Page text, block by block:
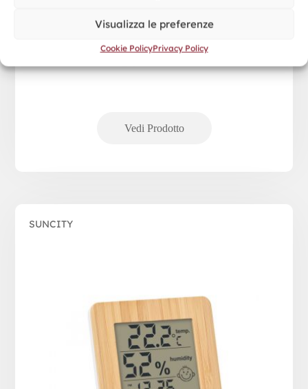
Visualizza le preferenze
Cookie PolicyPrivacy Policy
SUNCITY